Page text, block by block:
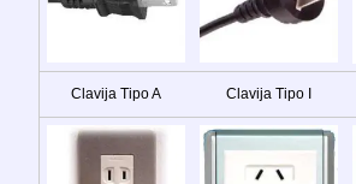
Clavija Tipo A Clavija Tipo I